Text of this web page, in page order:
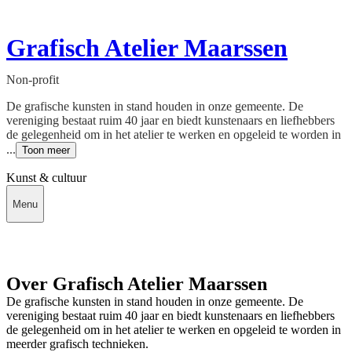
Grafisch Atelier Maarssen
Non-profit
De grafische kunsten in stand houden in onze gemeente. De
vereniging bestaat ruim 40 jaar en biedt kunstenaars en liefhebbers
de gelegenheid om in het atelier te werken en opgeleid te worden in
... Toon meer
Kunst & cultuur
Menu
Over Grafisch Atelier Maarssen
De grafische kunsten in stand houden in onze gemeente. De
vereniging bestaat ruim 40 jaar en biedt kunstenaars en liefhebbers
de gelegenheid om in het atelier te werken en opgeleid te worden in
meerder grafisch technieken.